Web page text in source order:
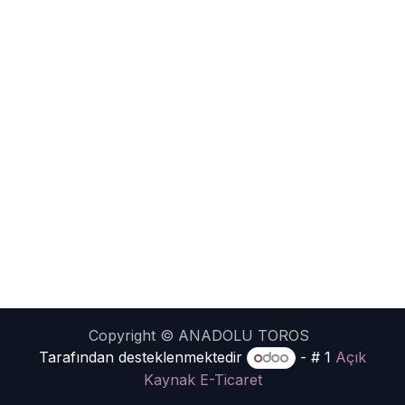
Copyright © ANADOLU TOROS
Tarafından desteklenmektedir
- # 1 Açık
Kaynak E-Ticaret